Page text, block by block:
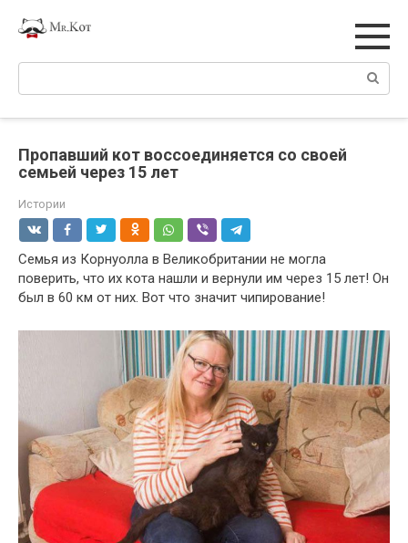
Поиск:
Пропавший кот воссоединяется со своей
семьей через 15 лет
Истории
Семья из Корнуолла в Великобритании не могла
поверить, что их кота нашли и вернули им через 15 лет! Он
был в 60 км от них. Вот что значит чипирование!